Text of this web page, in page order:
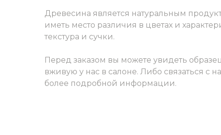
Древесина является натуральным
иметь место различия в цветах и
текстура и сучки.
Перед заказом вы можете увидеть
вживую у нас в салоне. Либо связаться с
более подробной информации.